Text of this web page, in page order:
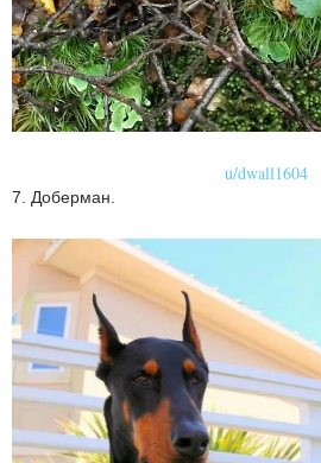
u/dwall1604
7. Доберман.